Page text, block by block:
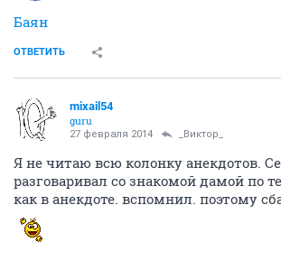
Баян
ОТВЕТИТЬ
mixail54
guru
27 февраля 2014 _Виктор_
Я не читаю всю колонку анекдотов.
разговаривал со знакомой дамой по
как в анекдоте. вспомнил. поэтому